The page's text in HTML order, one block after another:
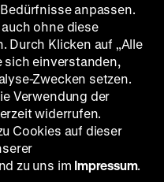
Pinschewer-Film, 3‘ ·
1935, P: Ufa,
3‘·35mm Kind und
R: Helene Lange,
13’·35mm Das
Schrader Filme
MI 23.05. um 20 Uhr
ließen die
das Kino herstellen.
Vorteile sowie die
anpassen.
ohne diese
Durch Klicken auf „Alle
sich einverstanden,
Zwecken setzen.
Verwendung der
widerrufen.
Cookies auf dieser
zu uns im Impressum.